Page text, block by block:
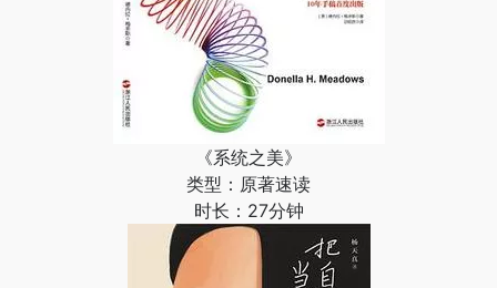
《系统之美》
类型：原著速读
时长：27分钟